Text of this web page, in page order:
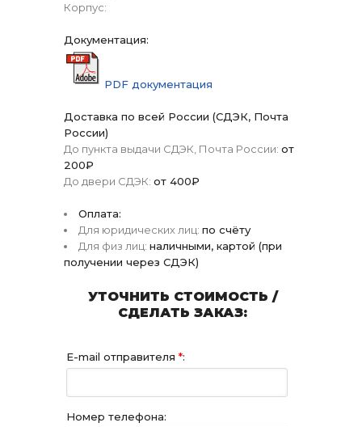
Корпус:
Документация:
PDF документация
Доставка по всей России (СДЭК, Почта
России)
До пункта выдачи СДЭК, Почта России: от
200₽
До двери СДЭК: от 400₽
Оплата:
Для юридических лиц: по счёту
Для физ лиц: наличными, картой (при
получении через СДЭК)
УТОЧНИТЬ СТОИМОСТЬ /
СДЕЛАТЬ ЗАКАЗ:
E-mail отправителя *:
Номер телефона: